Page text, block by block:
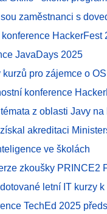
zaměstnanci s
HackerFest
JavaDays 2025
kurzů pro zájemce o
konference
z oblasti Javy
akreditaci
ve školách
zkoušky PRINCE2
letní IT kurzy
TechEd 2025